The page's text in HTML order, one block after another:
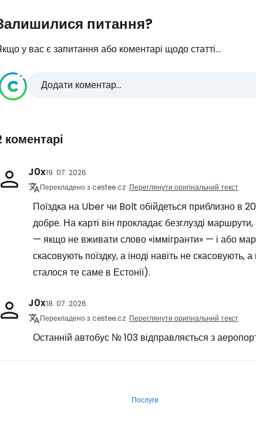
питання?
у вас є запитання або коментарі щодо статті...
Додати коментар...
коментарі
J0x19. 07. 2026
Перекладено з cestee.cz Переглянути оригінальний текст
Поїздка на Uber чи Bolt обійдеться приблизно в
добре. На карті він прокладає безглузді
— якщо не вживати слово «іммігранти» — і або
скасовують поїздку, а іноді навіть не
сталося те саме в Естонії).
J0x18. 07. 2026
Перекладено з cestee.cz Переглянути оригінальний текст
Останній автобус № 103 відправляється з
Послуги